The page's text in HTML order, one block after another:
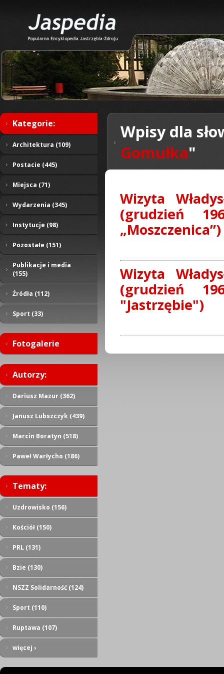
Kategorie:
Architektura (109)
Postacie (445)
Miejsca (71)
Wydarzenia (345)
Instytucje (98)
Pozostałe (151)
Publikacje i media
(155)
Źródła (112)
Sport (33)
Fotogalerie
Autorzy:
Dariusz Mazur (362)
Janusz Lubszczyk (439)
Marcin Boratyn (518)
Paweł Warłycho (186)
Tematy:
Uzdrowisko (156)
Kościół (150)
PRL (131)
Bzie (130)
NSZZ Solidarność (124)
Sport (110)
Ruptawa (107)
więcej ›
Wpisy dla
Gomułka"
Wizyta
(grudzień
„Moszczenica”)
Wizyta
(grudzień
"Jastrzębie")